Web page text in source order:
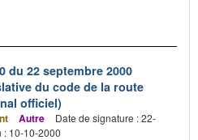
du 22 septembre 2000
du code de la route
officiel)
Autre
Date de signature : 22-
: 10-10-2000